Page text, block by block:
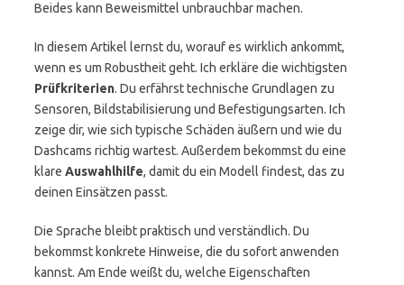
Beides kann Beweismittel unbrauchbar machen.
In diesem Artikel lernst du, worauf es wirklich ankommt,
wenn es um Robustheit geht. Ich erkläre die wichtigsten
Prüfkriterien. Du erfährst technische Grundlagen zu
Sensoren, Bildstabilisierung und Befestigungsarten. Ich
zeige dir, wie sich typische Schäden äußern und wie du
Dashcams richtig wartest. Außerdem bekommst du eine
klare Auswahlhilfe, damit du ein Modell findest, das zu
deinen Einsätzen passt.
Die Sprache bleibt praktisch und verständlich. Du
bekommst konkrete Hinweise, die du sofort anwenden
kannst. Am Ende weißt du, welche Eigenschaften